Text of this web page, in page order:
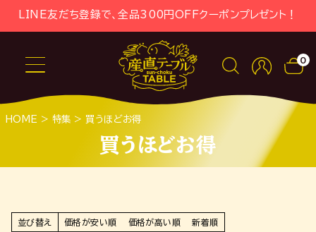
LINE友だち登録で、全品300円OFFクーポンプレゼント！
0
HOME 特集 買うほどお得
買うほどお得
並び替え 価格が安い順 価格が高い順 新着順